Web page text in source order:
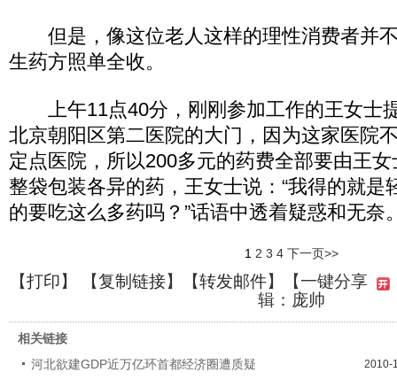
但是，像这位老人这样的理性消费者并
生药方照单全收。
上午11点40分，刚刚参加工作的王女士
北京朝阳区第二医院的大门，因为这家医院
定点医院，所以200多元的药费全部要由王
整袋包装各异的药，王女士说：“我得的就是
的要吃这么多药吗？”话语中透着疑惑和无奈
1 2 3 4 下一页>>
【打印】 【复制链接】【转发邮件】
【一键分享
辑：庞帅
相关链接
河北欲建GDP近万亿环首都经济圈遭质疑
2010-